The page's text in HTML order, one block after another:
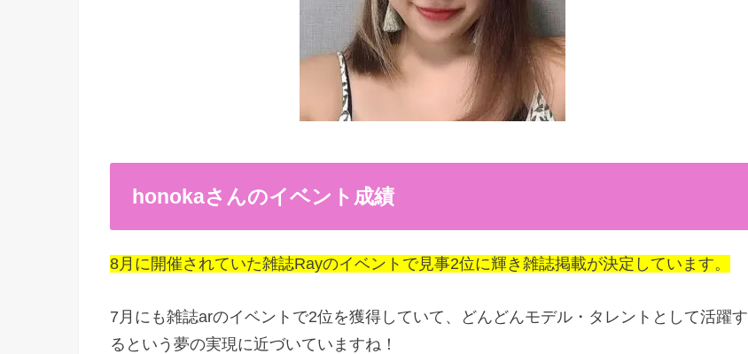
honokaさんのイベント成績
8月に開催されていた雑誌Rayのイベントで見事2位に輝き雑誌掲載が決定しています。
7月にも雑誌arのイベントで2位を獲得していて、どんどんモデル・タレントとして活躍す
るという夢の実現に近づいていますね！